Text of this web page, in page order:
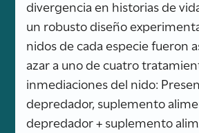
divergencia en historias de
un robusto diseño
nidos de cada especie fueron
azar a uno de cuatro
inmediaciones del nido:
depredador, suplemento
depredador + suplemento